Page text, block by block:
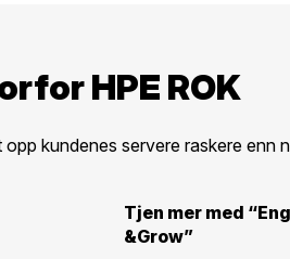
HPE ROK
kundenes servere raskere enn
Tjen mer med
&Grow”